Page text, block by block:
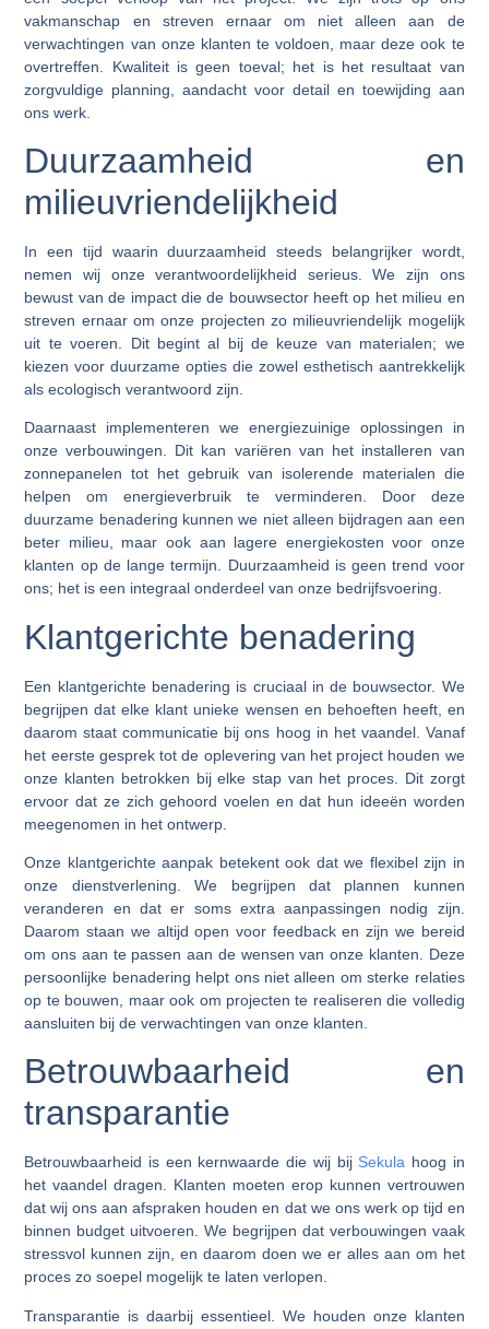
vakmanschap en streven ernaar om niet alleen aan de
verwachtingen van onze klanten te voldoen, maar deze ook te
overtreffen. Kwaliteit is geen toeval; het is het resultaat van
zorgvuldige planning, aandacht voor detail en toewijding aan
ons werk.
Duurzaamheid en
milieuvriendelijkheid
In een tijd waarin duurzaamheid steeds belangrijker wordt,
nemen wij onze verantwoordelijkheid serieus. We zijn ons
bewust van de impact die de bouwsector heeft op het milieu en
streven ernaar om onze projecten zo milieuvriendelijk mogelijk
uit te voeren. Dit begint al bij de keuze van materialen; we
kiezen voor duurzame opties die zowel esthetisch aantrekkelijk
als ecologisch verantwoord zijn.
Daarnaast implementeren we energiezuinige oplossingen in
onze verbouwingen. Dit kan variëren van het installeren van
zonnepanelen tot het gebruik van isolerende materialen die
helpen om energieverbruik te verminderen. Door deze
duurzame benadering kunnen we niet alleen bijdragen aan een
beter milieu, maar ook aan lagere energiekosten voor onze
klanten op de lange termijn. Duurzaamheid is geen trend voor
ons; het is een integraal onderdeel van onze bedrijfsvoering.
Klantgerichte benadering
Een klantgerichte benadering is cruciaal in de bouwsector. We
begrijpen dat elke klant unieke wensen en behoeften heeft, en
daarom staat communicatie bij ons hoog in het vaandel. Vanaf
het eerste gesprek tot de oplevering van het project houden we
onze klanten betrokken bij elke stap van het proces. Dit zorgt
ervoor dat ze zich gehoord voelen en dat hun ideeën worden
meegenomen in het ontwerp.
Onze klantgerichte aanpak betekent ook dat we flexibel zijn in
onze dienstverlening. We begrijpen dat plannen kunnen
veranderen en dat er soms extra aanpassingen nodig zijn.
Daarom staan we altijd open voor feedback en zijn we bereid
om ons aan te passen aan de wensen van onze klanten. Deze
persoonlijke benadering helpt ons niet alleen om sterke relaties
op te bouwen, maar ook om projecten te realiseren die volledig
aansluiten bij de verwachtingen van onze klanten.
Betrouwbaarheid en
transparantie
Betrouwbaarheid is een kernwaarde die wij bij Sekula hoog in
het vaandel dragen. Klanten moeten erop kunnen vertrouwen
dat wij ons aan afspraken houden en dat we ons werk op tijd en
binnen budget uitvoeren. We begrijpen dat verbouwingen vaak
stressvol kunnen zijn, en daarom doen we er alles aan om het
proces zo soepel mogelijk te laten verlopen.
Transparantie is daarbij essentieel. We houden onze klanten